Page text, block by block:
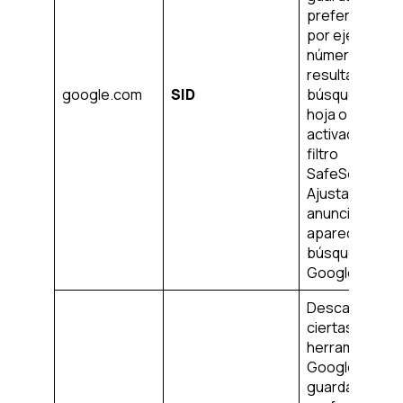
google.com SID
preferencias,
por ejemplo,
número de
resultados de
búsqueda por
hoja o la
activación del
filtro
SafeSearch.
Ajusta los
anuncios que
aparecen en
búsqueda de
Google.
Descargar
ciertas
herramientas
Google y
guardar